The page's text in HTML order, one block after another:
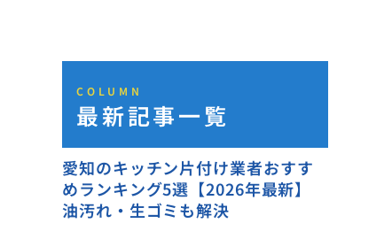
COLUMN
最新記事一覧
愛知のキッチン片付け業者おすす
めランキング5選【2026年最新】
油汚れ・生ゴミも解決